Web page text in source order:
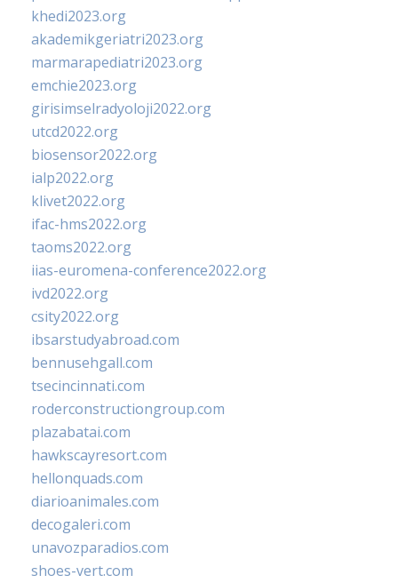
khedi2023.org
akademikgeriatri2023.org
marmarapediatri2023.org
emchie2023.org
girisimselradyoloji2022.org
utcd2022.org
biosensor2022.org
ialp2022.org
klivet2022.org
ifac-hms2022.org
taoms2022.org
iias-euromena-conference2022.org
ivd2022.org
csity2022.org
ibsarstudyabroad.com
bennusehgall.com
tsecincinnati.com
roderconstructiongroup.com
plazabatai.com
hawkscayresort.com
hellonquads.com
diarioanimales.com
decogaleri.com
unavozparadios.com
shoes-vert.com